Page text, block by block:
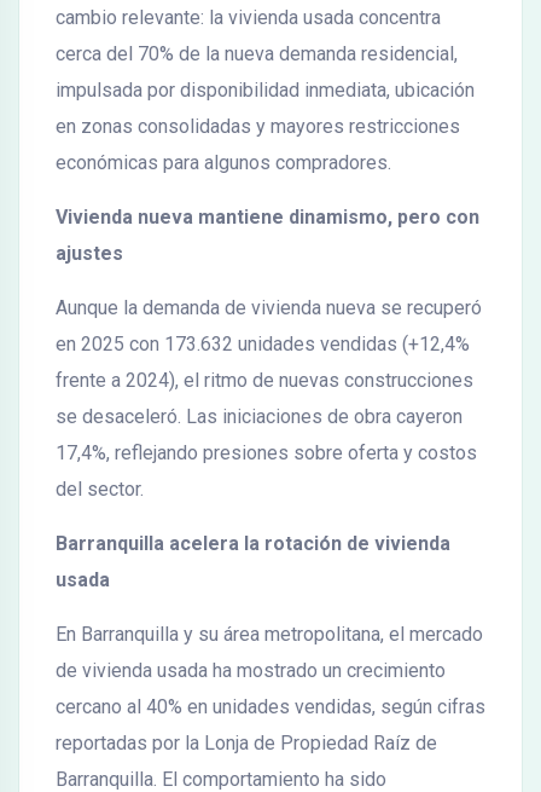
cambio relevante: la vivienda usada concentra
cerca del 70% de la nueva demanda residencial,
impulsada por disponibilidad inmediata, ubicación
en zonas consolidadas y mayores restricciones
económicas para algunos compradores.
Vivienda nueva mantiene dinamismo, pero con
ajustes
Aunque la demanda de vivienda nueva se recuperó
en 2025 con 173.632 unidades vendidas (+12,4%
frente a 2024), el ritmo de nuevas construcciones
se desaceleró. Las iniciaciones de obra cayeron
17,4%, reflejando presiones sobre oferta y costos
del sector.
Barranquilla acelera la rotación de vivienda
usada
En Barranquilla y su área metropolitana, el mercado
de vivienda usada ha mostrado un crecimiento
cercano al 40% en unidades vendidas, según cifras
reportadas por la Lonja de Propiedad Raíz de
Barranquilla. El comportamiento ha sido